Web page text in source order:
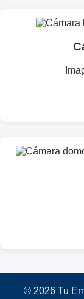
© 2026 Tu